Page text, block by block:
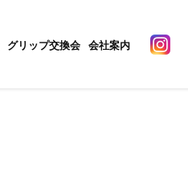
グリップ交換会 会社案内